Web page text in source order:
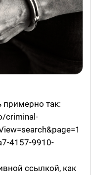
так:
criminal-
4157-9910-
ссылкой, как